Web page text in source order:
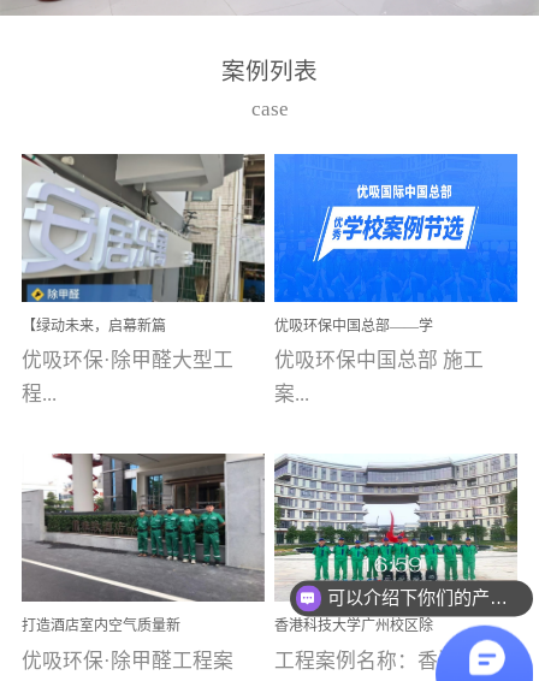
高技能的团队。汇聚了众
取得了多项产品技术专利
和多项国家版权局著作
权，获得高新技术企业称
号。生产优势自主生产自
给自足，优吸公司于2015
在广州番禺区成功建立产
品线生产基地，工厂拥有
自动化生产设备和成熟的
选择源头源材料、严控产
品质量，我们每一批的生
产产品都经过严格的质检
程序；生产车间为优吸总
部和全国分支机构生产光
触媒、净醛王、祛味剂等
优吸系列产品，保质保量
案例列表
case
【绿动未来，启幕新篇
章】优吸环保中标深圳安
居乐寓，超大型工装室内
空气治理项目顺利启航，
优吸环保·除甲醛大型工
程...
案例【深圳安居乐寓】室
内空气治理项目深圳安居
乐寓 深圳市安居乐寓
为深圳安居集团旗下城...
优吸环保中国总部——学
校施工案例(节选)
优吸环保中国总部 施工
案...
例(学校工装节选)广州南沙
小学(珠江湾校区)项目地
址：广州市南沙区海滨路
南沙珠江湾江门市蓬江区
禾...
打造酒店室内空气质量新
标杆——优吸环保·标杆之
作：东莞美豪雅致酒店室
优吸环保·除甲醛工程案
香港科技大学广州校区除
甲醛项目圆满完成
工程案例名称：香港科技
可以介绍下你们的产品么